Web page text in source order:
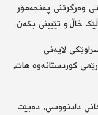
وەرگرتنی پەنجەمۆر
خاڵ و تێبینی بکەن.
لایەنی
کوردستانەوە هات،
دادنووسی، دەبێت